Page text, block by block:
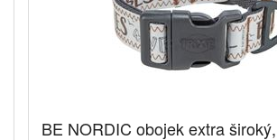
BE NORDIC obojek extra